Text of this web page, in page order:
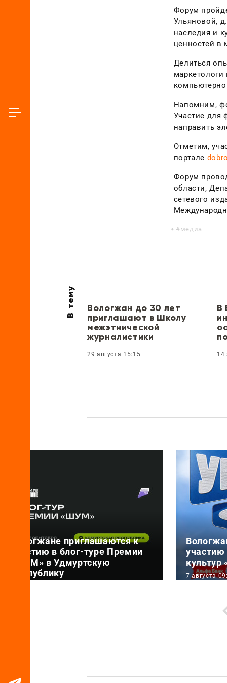
Форум
Ульяновой,
наследия и
ценностей в
Делиться
Напомним,
Участие для
направить
Отметим,
портале
Форум
области,
сетевого
медиа
В тему
Вологжан до 30 лет
приглашают в Школу
межэтнической
журналистики
29 августа 15:15
В
14
Вологжане приглашаются к
участию в блог-туре Премии
«ШУМ» в Удмуртскую
Республику
7 августа
пройдет